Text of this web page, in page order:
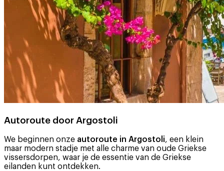
Autoroute door Argostoli
We beginnen onze autoroute in Argostoli, een klein
maar modern stadje met alle charme van oude Griekse
vissersdorpen, waar je de essentie van de Griekse
eilanden kunt ontdekken.